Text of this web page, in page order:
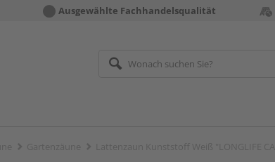
Ausgewählte Fachhandelsqualität